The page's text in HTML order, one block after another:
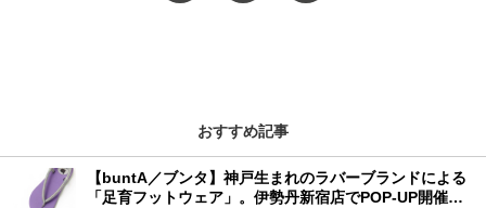
おすすめ記事
【buntA／ブンタ】神戸生まれのラバーブランドによる
「足育フットウェア」。伊勢丹新宿店でPOP-UP開催